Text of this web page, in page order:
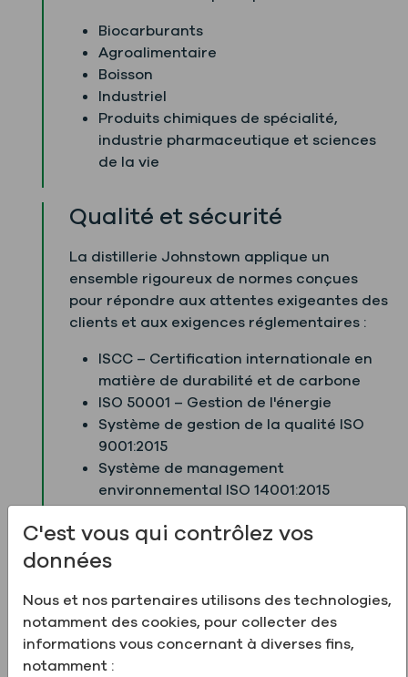
Biocarburants
Agroalimentaire
Boisson
Industriel
Produits chimiques de spécialité,
industrie pharmaceutique et sciences
de la vie
Qualité et sécurité
La distillerie Johnstown applique un
ensemble rigoureux de normes conçues
pour répondre aux attentes exigeantes des
clients et aux exigences réglementaires :
ISCC – Certification internationale en
matière de durabilité et de carbone
ISO 50001 – Gestion de l'énergie
Système de gestion de la qualité ISO
9001:2015
Système de management
environnemental ISO 14001:2015
ISO 45001:2018 – Santé et sécurité au
travail
FSSC 22001
la sécurité alimentaire (FSMA)
Adhésion au programme C-TPAT, le
programme volontaire de sécurité de la
chaîne d'approvisionnement dirigé par
C'est vous qui contrôlez vos
données
Nous et nos partenaires utilisons des technologies,
notamment des cookies, pour collecter des
informations vous concernant à diverses fins,
notamment :